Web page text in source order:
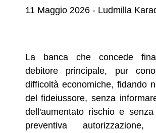
11 Maggio 2026 - Ludmilla
La banca che concede
debitore principale, pur
difficoltà economiche, fidando
del fideiussore, senza
dell'aumentato rischio e
preventiva